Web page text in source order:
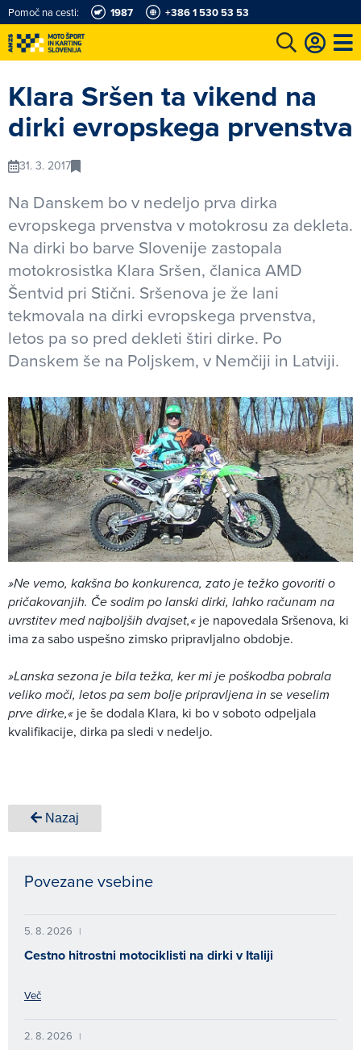
Pomoč na cesti: 1987 +386 1 530 53 53
Klara Sršen ta vikend na
dirki evropskega prvenstva
31. 3. 2017
Na Danskem bo v nedeljo prva dirka
evropskega prvenstva v motokrosu za dekleta.
Na dirki bo barve Slovenije zastopala
motokrosistka Klara Sršen, članica AMD
Šentvid pri Stični. Sršenova je že lani
tekmovala na dirki evropskega prvenstva,
letos pa so pred dekleti štiri dirke. Po
Danskem še na Poljskem, v Nemčiji in Latviji.
»Ne vemo, kakšna bo konkurenca, zato je težko govoriti o
pričakovanjih. Če sodim po lanski dirki, lahko računam na
uvrstitev med najboljših dvajset,« je napovedala Sršenova, ki
ima za sabo uspešno zimsko pripravljalno obdobje.
»Lanska sezona je bila težka, ker mi je poškodba pobrala
veliko moči, letos pa sem bolje pripravljena in se veselim
prve dirke,« je še dodala Klara, ki bo v soboto odpeljala
kvalifikacije, dirka pa sledi v nedeljo.
Nazaj
Povezane vsebine
5. 8. 2026 |
Cestno hitrostni motociklisti na dirki v Italiji
Več
2. 8. 2026 |